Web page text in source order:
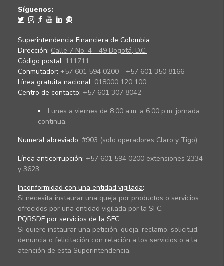
Síguenos:
Superintendencia Financiera de Colombia
Dirección: Calle 7 No. 4 - 49 Bogotá, D.C.
Código postal: 111711
Conmutador: +57 601 594 0200 - +57 601 350 8166
Línea gratuita nacional: 018000 120 100
Centro de contacto: +57 601 307 8042
Lunes a viernes de 8:00 a.m. a 6:00 p.m. jornada
continua.
Numeral abreviado: #903 (solo operadores Claro y Tigo)
Línea anticorrupción: +57 601 594 0200 extensiones 2334
y 3623
Inconformidad con una entidad vigilada:
Si necesita instaurar una queja por productos o servicios
ofrecidos por una entidad vigilada por la SFC.
PQRSDF por servicios de la SFC:
Si quiere instaurar una petición, queja, reclamo, solicitud,
denuncia o felicitación con relación a los servicios o a la
atención de esta Superintendencia.